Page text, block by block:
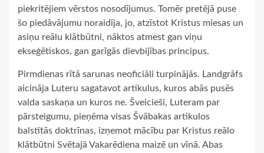
piekritējiem vērstos nosodījumus. Tomēr pretējā puse
šo piedāvājumu noraidīja, jo, atzīstot Kristus miesas un
asiņu reālu klātbūtni, nāktos atmest gan viņu
ekseģētiskos, gan garīgās dievbijības principus.
Pirmdienas rītā sarunas neoficiāli turpinājās. Landgrāfs
aicināja Luteru sagatavot artikulus, kuros abās pusēs
valda saskaņa un kuros ne. Šveicieši, Luteram par
pārsteigumu, pieņēma visas Švābakas artikulos
balstītās doktrīnas, izņemot mācību par Kristus reālo
klātbūtni Svētajā Vakarēdiena maizē un vīnā. Abas